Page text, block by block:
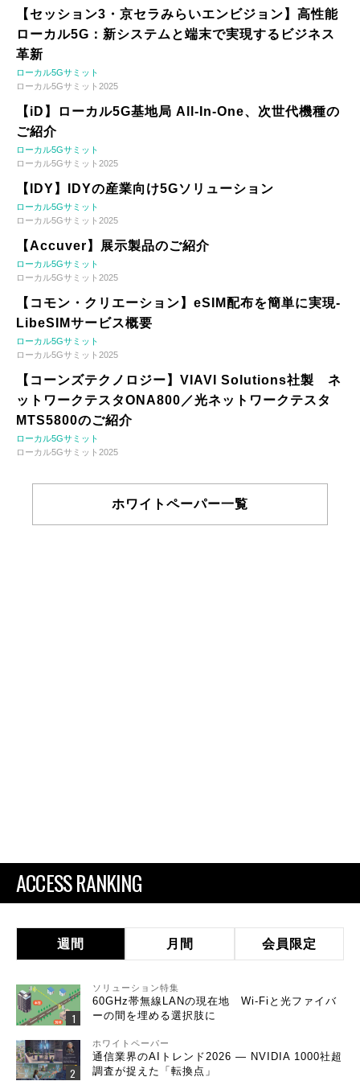
【セッション3・京セラみらいエンビジョン】高性能
ローカル5G：新システムと端末で実現するビジネス
革新
ローカル5Gサミット
ローカル5Gサミット2025
【iD】ローカル5G基地局 All-In-One、次世代機種の
ご紹介
ローカル5Gサミット
ローカル5Gサミット2025
【IDY】IDYの産業向け5Gソリューション
ローカル5Gサミット
ローカル5Gサミット2025
【Accuver】展示製品のご紹介
ローカル5Gサミット
ローカル5Gサミット2025
【コモン・クリエーション】eSIM配布を簡単に実現-
LibeSIMサービス概要
ローカル5Gサミット
ローカル5Gサミット2025
【コーンズテクノロジー】VIAVI Solutions社製 ネ
ットワークテスタONA800／光ネットワークテスタ
MTS5800のご紹介
ローカル5Gサミット
ローカル5Gサミット2025
ホワイトペーパー一覧
ACCESS RANKING
週間 月間 会員限定
ソリューション特集
60GHz帯無線LANの現在地 Wi-Fiと光ファイバ
ーの間を埋める選択肢に
ホワイトペーパー
通信業界のAIトレンド2026 ― NVIDIA 1000社超
調査が捉えた「転換点」